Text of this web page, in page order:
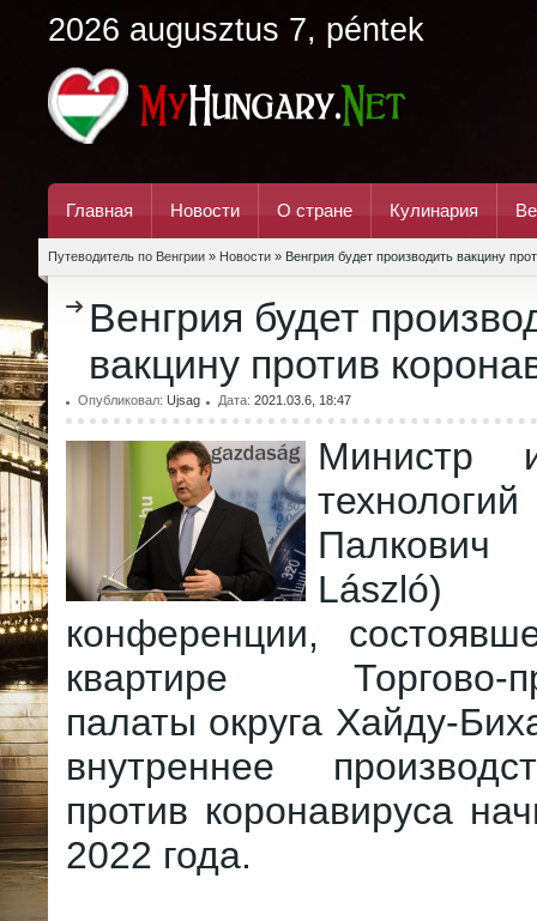
2026 augusztus 7, péntek
Главная Новости О стране Кулинария
Путеводитель по Венгрии » Новости » Венгрия будет производить вакцину
Венгрия будет
вакцину против
Опубликовал: Ujsag Дата: 2021.03.6, 18:47
Министр
László)
конференции,
квартире Торгово-
палаты округа Хайду-
внутреннее
против коронавируса
2022 года.